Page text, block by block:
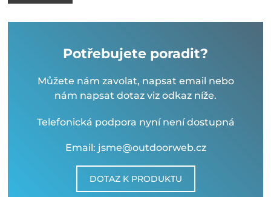
Potřebujete poradit?
Můžete nám zavolat, napsat email nebo
nám napsat dotaz viz odkaz níže.
Telefonická podpora nyní není dostupná
Email: jsme@outdoorweb.cz
DOTAZ K PRODUKTU